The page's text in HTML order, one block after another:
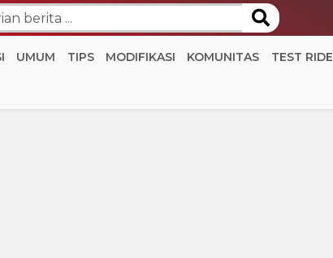
UMUM TIPS MODIFIKASI KOMUNITAS TEST RIDE